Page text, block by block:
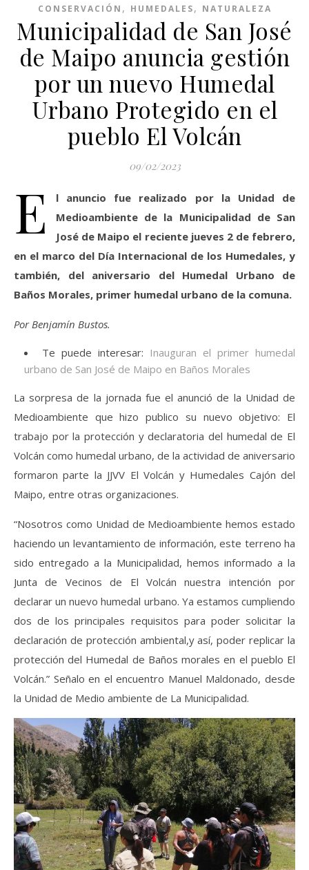
CONSERVACIÓN , HUMEDALES, NATURALEZA
Municipalidad de San José
de Maipo anuncia gestión
por un nuevo Humedal
Urbano Protegido en el
pueblo El Volcán
09/02/2023
E
l anuncio fue realizado por la Unidad de
Medioambiente de la Municipalidad de San
José de Maipo el reciente jueves 2 de febrero,
en el marco del Día Internacional de los Humedales, y
también, del aniversario del Humedal Urbano de
Baños Morales, primer humedal urbano de la comuna.
Por Benjamín Bustos.
Te puede interesar: Inauguran el primer humedal
urbano de San José de Maipo en Baños Morales
La sorpresa de la jornada fue el anunció de la Unidad de
Medioambiente que hizo publico su nuevo objetivo: El
trabajo por la protección y declaratoria del humedal de El
Volcán como humedal urbano, de la actividad de aniversario
formaron parte la JJVV El Volcán y Humedales Cajón del
Maipo, entre otras organizaciones.
“Nosotros como Unidad de Medioambiente hemos estado
haciendo un levantamiento de información, este terreno ha
sido entregado a la Municipalidad, hemos informado a la
Junta de Vecinos de El Volcán nuestra intención por
declarar un nuevo humedal urbano. Ya estamos cumpliendo
dos de los principales requisitos para poder solicitar la
declaración de protección ambiental,y así, poder replicar la
protección del Humedal de Baños morales en el pueblo El
Volcán.” Señalo en el encuentro Manuel Maldonado, desde
la Unidad de Medio ambiente de La Municipalidad.